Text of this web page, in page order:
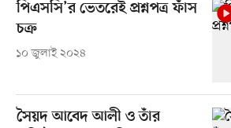
পিএসসি’র ভেতরেই প্রশ্নপত্র ফাঁস
চক্র
১০ জুলাই ২০২৪
সৈয়দ আবেদ আলী ও তাঁর